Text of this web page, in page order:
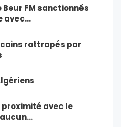
FM sanctionnés
avec…
rattrapés par
proximité avec le
aucun…